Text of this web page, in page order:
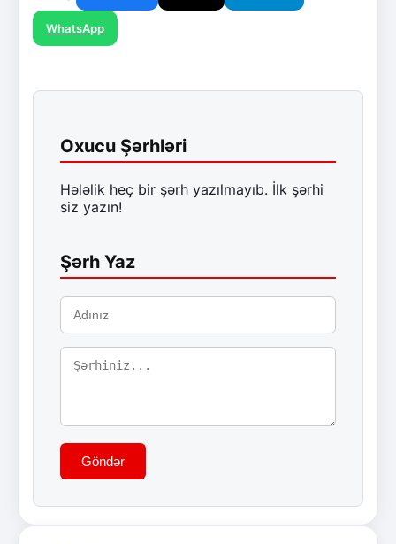
WhatsApp
Oxucu Şərhləri
Hələlik heç bir şərh yazılmayıb. İlk şərhi
siz yazın!
Şərh Yaz
Göndər